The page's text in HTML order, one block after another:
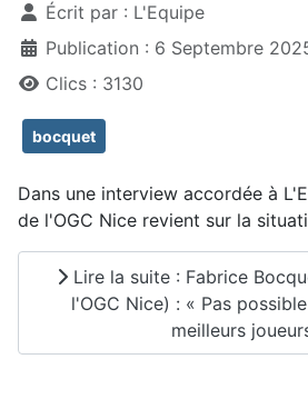
Écrit par : L'Equipe
Publication : 6 Septembre
Clics : 3130
bocquet
Dans une interview accordée à
de l'OGC Nice revient sur la
Lire la suite : Fabrice
l'OGC Nice) : « Pas
meilleurs